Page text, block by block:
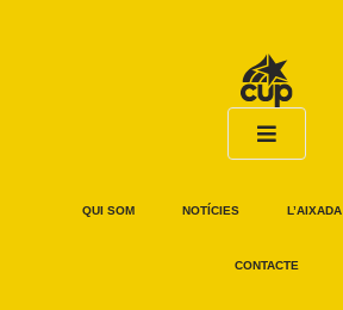
QUI SOM NOTÍCIES L’AIXADA
CONTACTE